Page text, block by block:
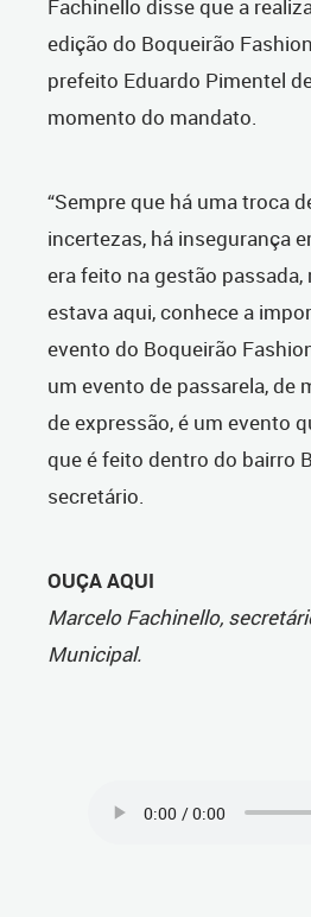
Fachinello disse que a
edição do Boqueirão
prefeito Eduardo Pimentel
momento do mandato.
“Sempre que há uma troca
incertezas, há insegurança
era feito na gestão
estava aqui, conhece a
evento do Boqueirão
um evento de passarela, de
de expressão, é um evento
que é feito dentro do bairro
secretário.
OUÇA AQUI
Marcelo Fachinello,
Municipal.